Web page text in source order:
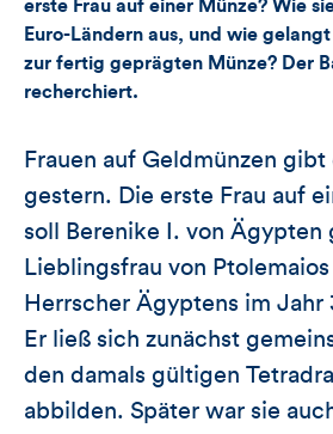
Kommentare
dieses
Artikels
erste Frau auf einer Münze? Wie
Euro-Ländern aus, und wie
zur fertig geprägten Münze? Der
recherchiert.
Frauen auf Geldmünzen
gestern. Die erste Frau auf
soll Berenike I. von Ägypten
Lieblingsfrau von
Herrscher Ägyptens im Jahr
Er ließ sich zunächst
den damals gültigen
abbilden. Später war sie